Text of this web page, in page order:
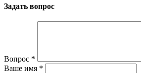
Задать вопрос
Вопрос *
Ваше имя *